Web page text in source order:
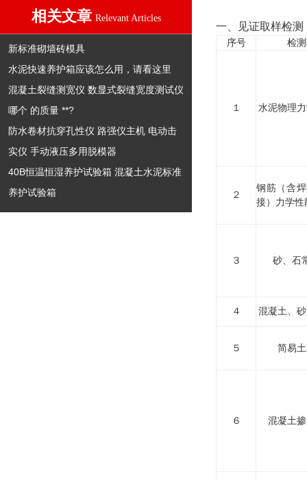
一、见证取样检测
序号 检
１ 水泥物理
２
钢筋（含
接）力学性
３ 砂、石
４ 混凝土、
５ 简易
６ 混凝土
相关文章 Relevant Articles
新标准砌墙砖模具
水泥快速养护箱应该怎么用，请看这里
混凝土裂缝测宽仪 数显式裂缝宽度测试仪
哪个 的质量 **?
防水卷材抗穿孔性仪 路强仪主机 电动击
实仪 手动液压多用脱模器
40B恒温恒湿养护试验箱 混凝土水泥标准
养护试验箱